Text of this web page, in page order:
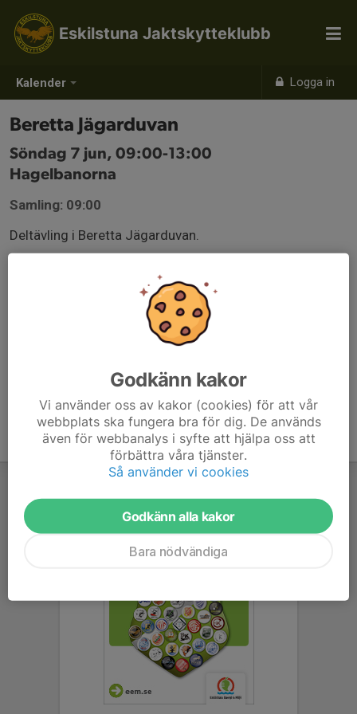
Kalender Logga in
Eskilstuna Jaktskytteklubb
Beretta Jägarduvan
Söndag 7 jun, 09:00-13:00
Hagelbanorna
Samling: 09:00
Deltävling i Beretta Jägarduvan.
Godkänn kakor
Vi använder oss av kakor (cookies) för att vår
webbplats ska fungera bra för dig. De används
även för webbanalys i syfte att hjälpa oss att
förbättra våra tjänster.
Så använder vi cookies
Godkänn alla kakor
Bara nödvändiga